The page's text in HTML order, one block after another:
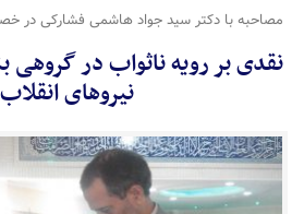
مصاحبه با دکتر سید جواد هاشمی فشارکی در
نقدی بر رویه ناثواب در گروهی
نیروهای